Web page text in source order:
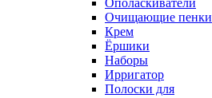
Ополаскиватели
Очищающие пенки
Крем
Ёршики
Наборы
Ирригатор
Полоски для